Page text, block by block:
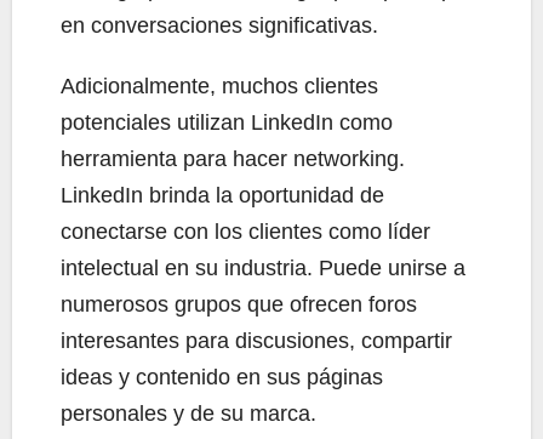
en conversaciones significativas.
Adicionalmente, muchos clientes
potenciales utilizan LinkedIn como
herramienta para hacer networking.
LinkedIn brinda la oportunidad de
conectarse con los clientes como líder
intelectual en su industria. Puede unirse a
numerosos grupos que ofrecen foros
interesantes para discusiones, compartir
ideas y contenido en sus páginas
personales y de su marca.